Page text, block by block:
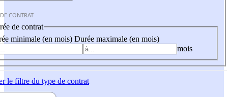
CONTRAT
de contrat
minimale (en mois) Durée maximale (en mois)
mois
le filtre du type de contrat